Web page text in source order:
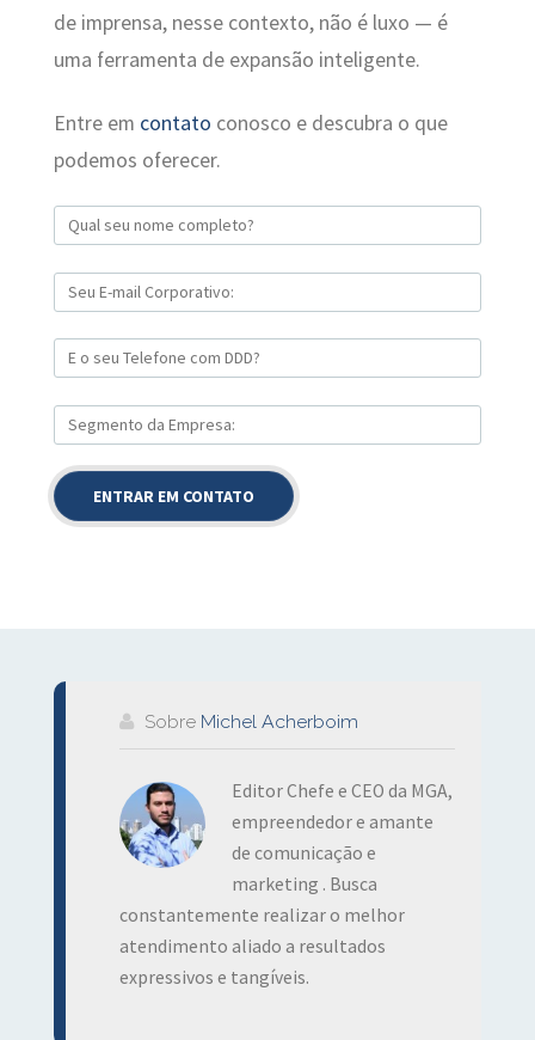
de imprensa, nesse contexto, não é luxo — é
uma ferramenta de expansão inteligente.
Entre em contato conosco e descubra o que
podemos oferecer.
Sobre Michel Acherboim
Editor Chefe e CEO da MGA,
empreendedor e amante
de comunicação e
marketing . Busca
constantemente realizar o melhor
atendimento aliado a resultados
expressivos e tangíveis.